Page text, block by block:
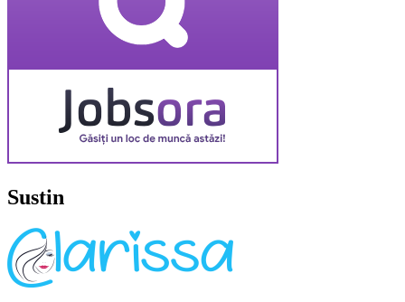
Sustin